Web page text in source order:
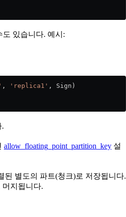
있습니다. 예시:
, 'replica1' , Sign)
.
allow_floating_point_partition_key 설
된 별도의 파트(청크)로 저장됩니다.
머지됩니다.